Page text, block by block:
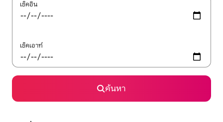
เช็คอิน
เช็คเอาท์
ค้นหา